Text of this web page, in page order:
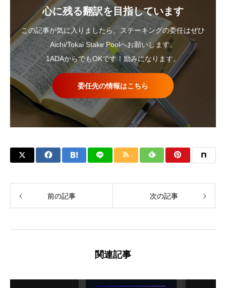
心に残る翻訳を目指しています
この記事が気に入りましたら、ステーキングの委任はぜひ
Aichi/Tokai Stake Poolへお願いします。
1ADAからでもOKです！励みになります。
委任先の情報はこちら
前の記事 次の記事
関連記事